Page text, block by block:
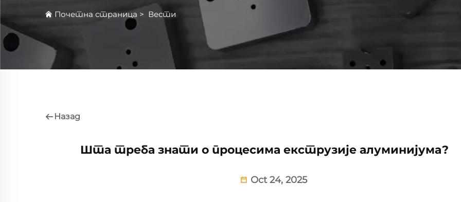
Почетна страница > Вести
Назад
Шта треба знати о процесима екструзије алуминијума?
Oct 24, 2025